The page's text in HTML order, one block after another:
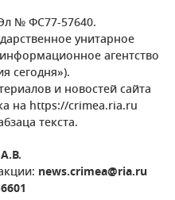
№ ФС77-57640.
унитарное
агентство
сегодня»).
и новостей сайта
на https://crimea.ria.ru
текста.
news.crimea@ria.ru